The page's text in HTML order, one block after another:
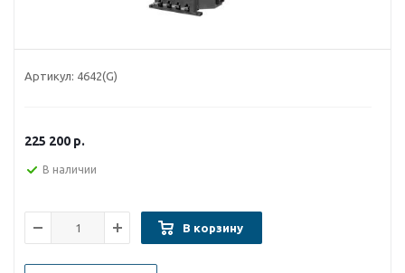
Артикул: 4642(G)
225 200 р.
В наличии
В корзину